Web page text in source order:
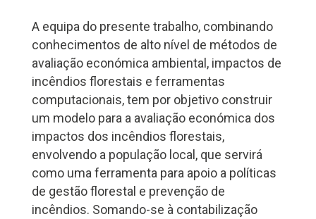
A equipa do presente trabalho, combinando
conhecimentos de alto nível de métodos de
avaliação económica ambiental, impactos de
incêndios florestais e ferramentas
computacionais, tem por objetivo construir
um modelo para a avaliação económica dos
impactos dos incêndios florestais,
envolvendo a população local, que servirá
como uma ferramenta para apoio a políticas
de gestão florestal e prevenção de
incêndios. Somando-se à contabilização